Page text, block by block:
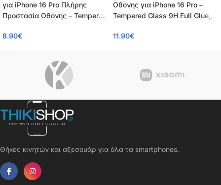
για iPhone 16 Pro Πλήρης
Προστασία Οθόνης – Tempered
0.26mm
8.90€
Οθόνης για iPhone 16 Pro –
Tempered Glass 9H Full Glue,
0.55mm
11.90€
Θήκες κινητών και αξεσουάρ για όλα τα smartphones.